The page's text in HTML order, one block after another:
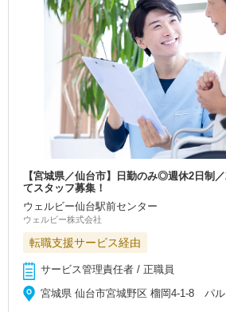
【宮城県／仙台市】日勤のみ◎週休2日制
てスタッフ募集！
ウェルビー仙台駅前センター
ウェルビー株式会社
転職支援サービス経由
サービス管理責任者 / 正職員
宮城県 仙台市宮城野区 榴岡4-1-8 パ